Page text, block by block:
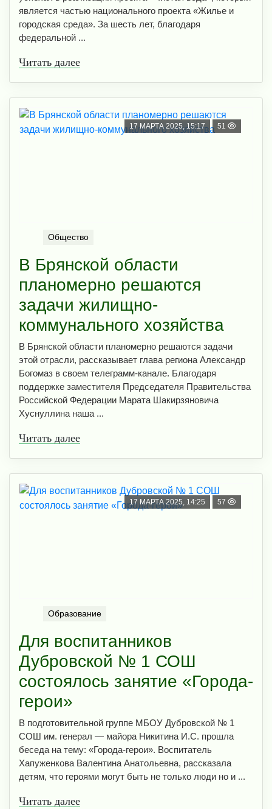
является частью национального проекта «Жилье и
городская среда». За шесть лет, благодаря
федеральной ...
Читать далее
17 МАРТА 2025, 15:17 51
Общество
В Брянской области
планомерно решаются
задачи жилищно-
коммунального хозяйства
В Брянской области планомерно решаются задачи
этой отрасли, рассказывает глава региона Александр
Богомаз в своем телеграмм-канале. Благодаря
поддержке заместителя Председателя Правительства
Российской Федерации Марата Шакирзяновича
Хуснуллина наша ...
Читать далее
17 МАРТА 2025, 14:25 57
Образование
Для воспитанников
Дубровской № 1 СОШ
состоялось занятие «Города-
герои»
В подготовительной группе МБОУ Дубровской № 1
СОШ им. генерал — майора Никитина И.С. прошла
беседа на тему: «Города-герои». Воспитатель
Хапуженкова Валентина Анатольевна, рассказала
детям, что героями могут быть не только люди но и ...
Читать далее